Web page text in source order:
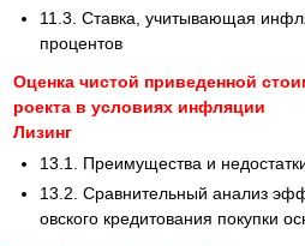
11.3. Ставка, учитывающая
процентов
Оценка чистой приведенной
роекта в условиях инфляции
Лизинг
13.1. Преимущества и
13.2. Сравнительный анализ
овского кредитования покупки